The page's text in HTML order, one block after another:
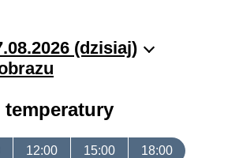
(dzisiaj)
12:00 15:00 18:00